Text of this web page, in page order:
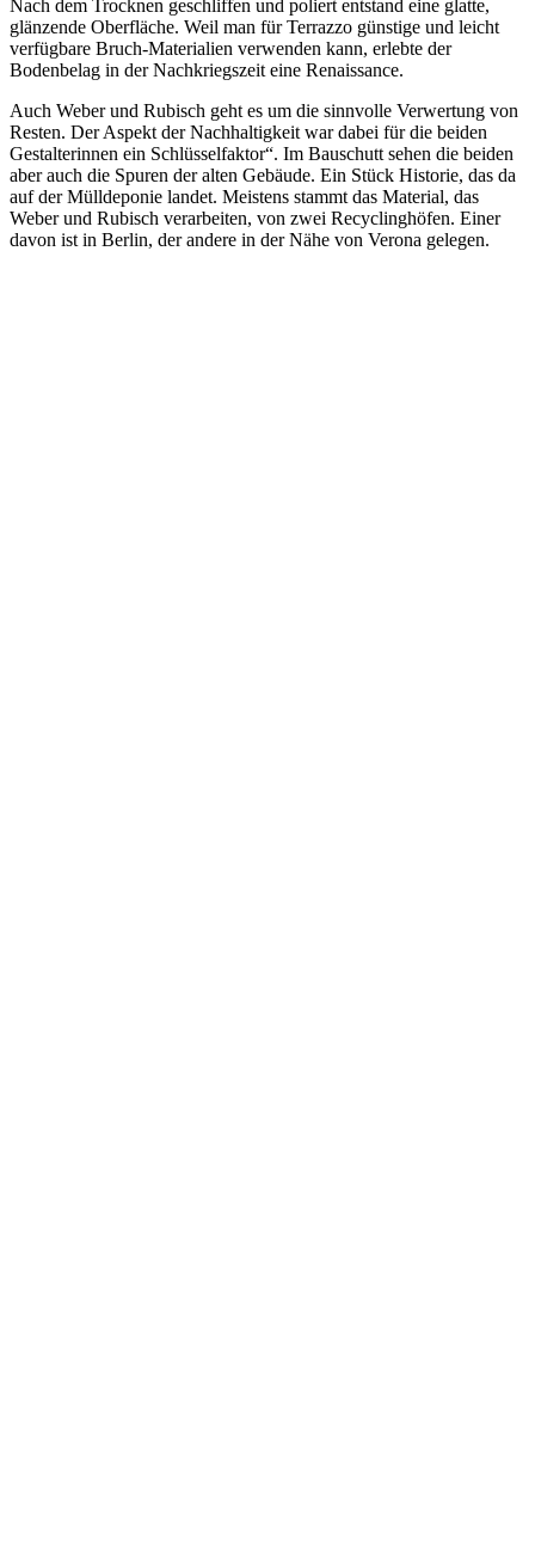
Nach dem Trocknen geschliffen und poliert entstand eine glatte,
glänzende Oberfläche. Weil man für Terrazzo günstige und leicht
verfügbare Bruch-Materialien verwenden kann, erlebte der
Bodenbelag in der Nachkriegszeit eine Renaissance.
Auch Weber und Rubisch geht es um die sinnvolle Verwertung von
Resten. Der Aspekt der Nachhaltigkeit war dabei für die beiden
Gestalterinnen ein Schlüsselfaktor“. Im Bauschutt sehen die beiden
aber auch die Spuren der alten Gebäude. Ein Stück Historie, das da
auf der Mülldeponie landet. Meistens stammt das Material, das
Weber und Rubisch verarbeiten, von zwei Recyclinghöfen. Einer
davon ist in Berlin, der andere in der Nähe von Verona gelegen.